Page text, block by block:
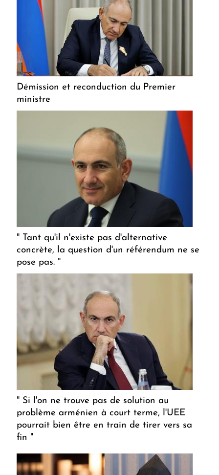
Démission et reconduction du Premier
ministre
" Tant qu'il n'existe pas d'alternative
concrète, la question d'un référendum ne se
pose pas. "
" Si l'on ne trouve pas de solution au
problème arménien à court terme, l'UEE
pourrait bien être en train de tirer vers sa
fin "